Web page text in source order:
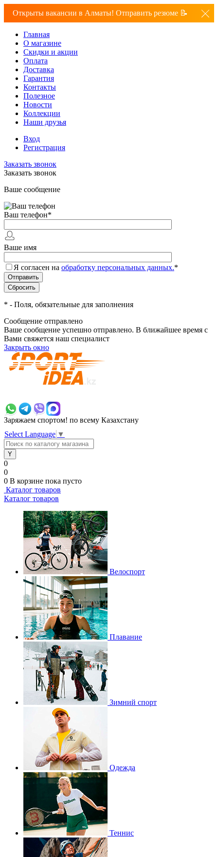
Открыты вакансии в Алматы! Отправить резюме 📝
Главная
О магазине
Скидки и акции
Оплата
Доставка
Гарантия
Контакты
Полезное
Новости
Коллекции
Наши друзья
Вход
Регистрация
Заказать звонок
Заказать звонок
Ваше сообщение
Ваш телефон*
Ваше имя
Я согласен на обработку персональных данных.*
* - Поля, обязательные для заполнения
Сообщение отправлено
Ваше сообщение успешно отправлено. В ближайшее время с
Вами свяжется наш специалист
Закрыть окно
Заряжаем спортом! по всему Казахстану
Select Language ▼
0
0
0 В корзине пока пусто
Каталог товаров
Каталог товаров
Велоспорт
Плавание
Зимний спорт
Одежда
Теннис